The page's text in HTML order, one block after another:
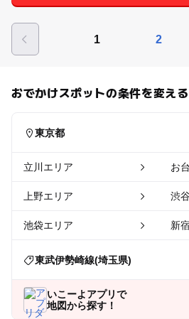
1 2
おでかけスポットの条件を変える
東京都
立川エリア お
上野エリア 渋
池袋エリア 新
東武伊勢崎線(埼玉県)
いこーよアプリで
地図から探す！